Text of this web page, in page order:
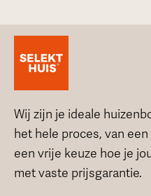
Wij zijn je ideale
het hele proces, van
een vrije keuze hoe je
met vaste prijsgarantie.